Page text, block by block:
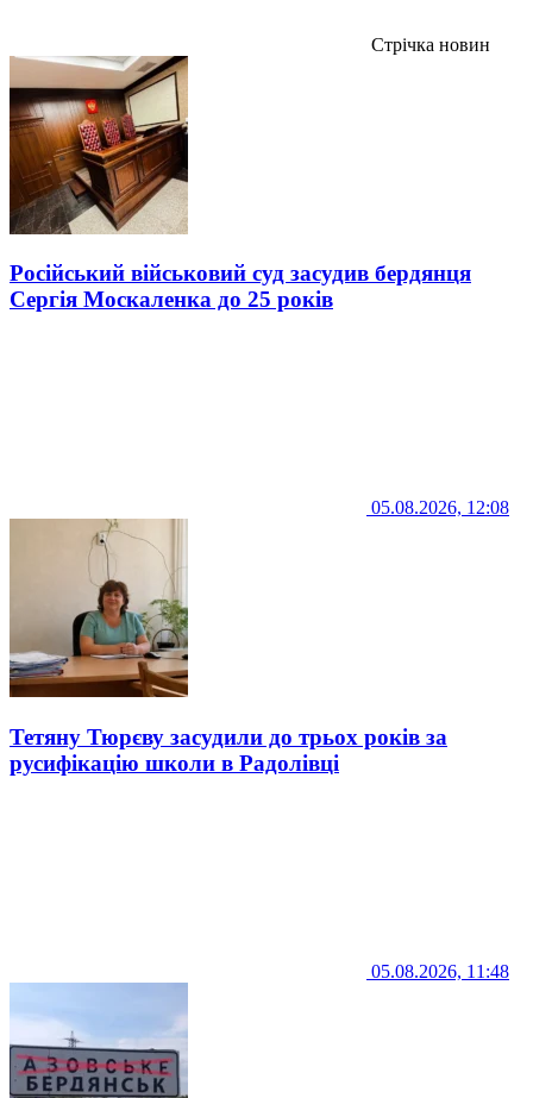
Стрічка новин
Російський військовий суд засудив бердянця
Сергія Москаленка до 25 років
05.08.2026, 12:08
Тетяну Тюрєву засудили до трьох років за
русифікацію школи в Радолівці
05.08.2026, 11:48